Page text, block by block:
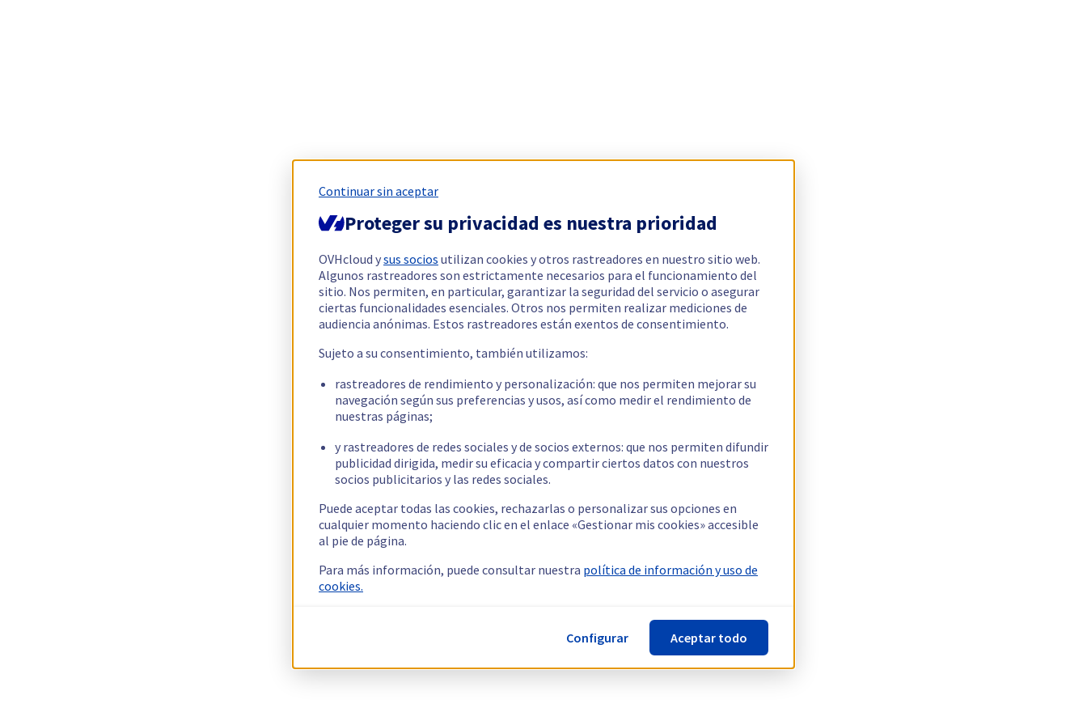
Continuar sin aceptar
Proteger su privacidad es nuestra prioridad
OVHcloud ysus socios utilizan cookies y otros rastreadores en nuestro sitio web.
Algunos rastreadores son estrictamente necesarios para el funcionamiento del
sitio. Nos permiten, en particular, garantizar la seguridad del servicio o asegurar
ciertas funcionalidades esenciales. Otros nos permiten realizar mediciones de
audiencia anónimas. Estos rastreadores están exentos de consentimiento.
Sujeto a su consentimiento, también utilizamos:
rastreadores de rendimiento y personalización: que nos permiten mejorar su
navegación según sus preferencias y usos, así como medir el rendimiento de
nuestras páginas;
y rastreadores de redes sociales y de socios externos: que nos permiten difundir
publicidad dirigida, medir su eficacia y compartir ciertos datos con nuestros
socios publicitarios y las redes sociales.
Puede aceptar todas las cookies, rechazarlas o personalizar sus opciones en
cualquier momento haciendo clic en el enlace «Gestionar mis cookies» accesible
al pie de página.
Para más información, puede consultar nuestra política de información y uso de
cookies.
Configurar Aceptar todo